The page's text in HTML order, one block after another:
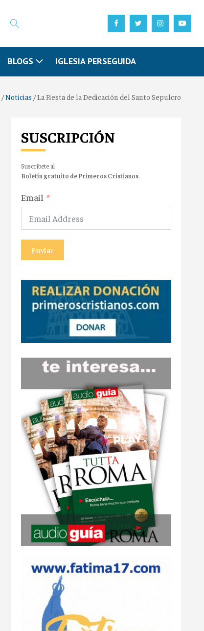
BLOGS IGLESIA PERSEGUIDA
/Noticias /La Fiesta de la Dedicación del Santo Sepulcro
SUSCRIPCIÓN
Suscríbete al
Boletín gratuito de Primeros Cristianos.
Email
Enviar